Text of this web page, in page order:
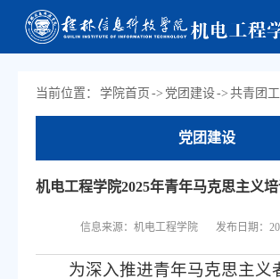
当前位置： 学院首页 -> 党团建设-> 共青团
党团建设
机电工程学院2025年青年马克思主义
信息来源：机电工程学院 发布日期：
为深入推进青年马克思主义